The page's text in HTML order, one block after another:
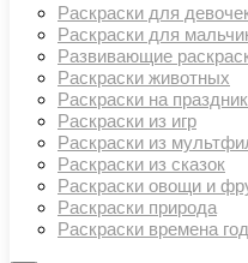
Раскраски для
Раскраски для
Развивающие
Раскраски животных
Раскраски на
Раскраски из игр
Раскраски из
Раскраски из сказок
Раскраски овощи и
Раскраски природа
Раскраски времена